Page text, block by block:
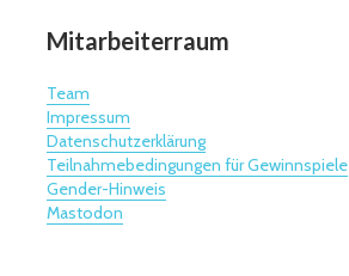
Mitarbeiterraum
Team
Impressum
Datenschutzerklärung
Teilnahmebedingungen für Gewinnspiele
Gender-Hinweis
Mastodon